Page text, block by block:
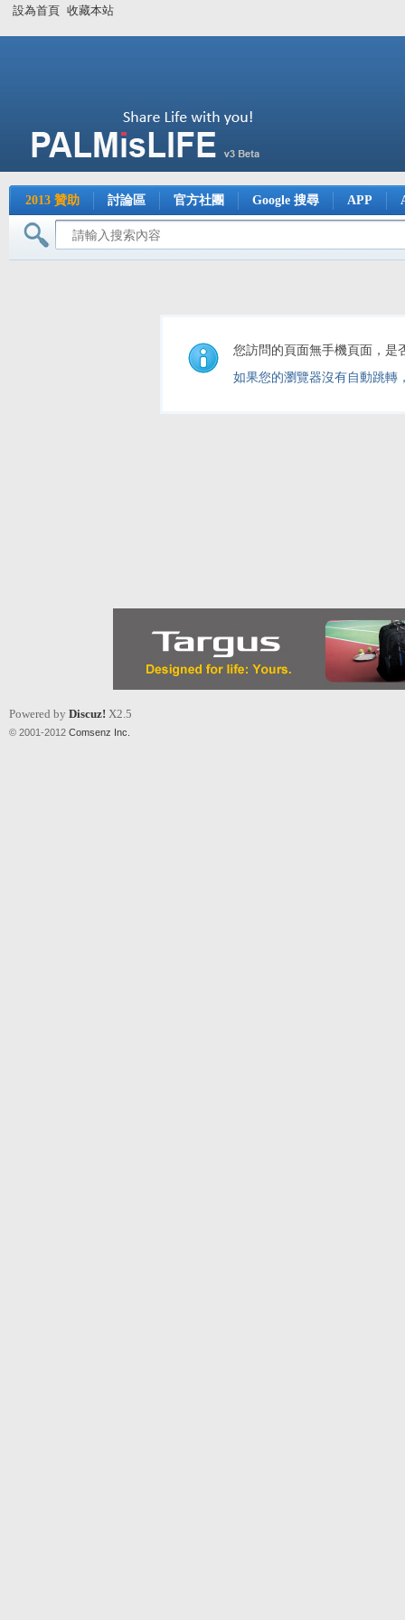
設為首頁 收藏本站
2013 贊助 討論區 官方社團 Google 搜尋 APP
您訪問的頁面無手機頁面，是
如果您的瀏覽器沒有自動跳轉
Powered by Discuz! X2.5
© 2001-2012 Comsenz Inc.